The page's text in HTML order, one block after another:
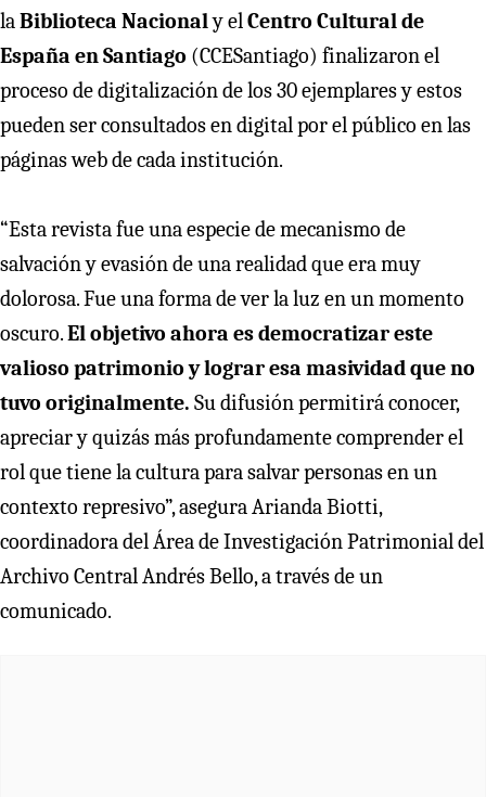
laBiblioteca Nacionaly elCentro Cultural de
España en Santiago (CCESantiago) finalizaron el
proceso de digitalización de los 30 ejemplares y estos
pueden ser consultados en digital por el público en las
páginas web de cada institución.
“Esta revista fue una especie de mecanismo de
salvación y evasión de una realidad que era muy
dolorosa. Fue una forma de ver la luz en un momento
oscuro.El objetivo ahora es democratizar este
valioso patrimonio y lograr esa masividad que no
tuvo originalmente. Su difusión permitirá conocer,
apreciar y quizás más profundamente comprender el
rol que tiene la cultura para salvar personas en un
contexto represivo”, asegura Arianda Biotti,
coordinadora del Área de Investigación Patrimonial del
Archivo Central Andrés Bello, a través de un
comunicado.